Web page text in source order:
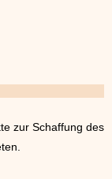
zur Schaffung des